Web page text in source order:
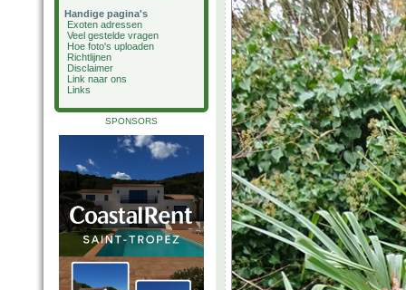
Handige pagina's
Exoten adressen
Veel gestelde vragen
Hoe foto's uploaden
Richtlijnen
Disclaimer
Link naar ons
Links
SPONSORS